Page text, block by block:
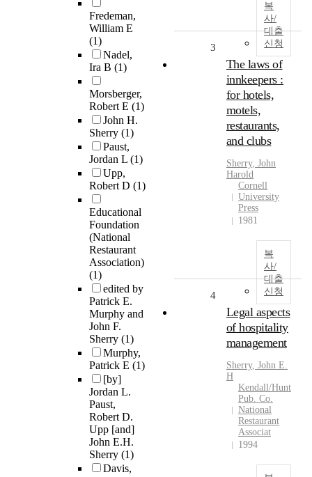
Fredeman,
William E
(1)
Nadel,
Ira B (1)
Morsberger,
Robert E (1)
John H.
Sherry (1)
Paust,
Jordan L (1)
Upp,
Robert D (1)
Educational
Foundation
(National
Restaurant
Association)
(1)
edited by
Patrick E.
Murphy and
John F.
Sherry (1)
Murphy,
Patrick E (1)
[by]
Jordan L.
Paust,
Robert D.
Upp [and]
John E.H.
Sherry (1)
Davis,
복
사/
대출
신청
3
The laws of
innkeepers :
for hotels,
motels,
restaurants,
and clubs
Sherry, John
Harold
Cornell
University
Press
1981
복
사/
대출
신청
4
Legal aspects
of hospitality
management
Sherry, John E.
H
Kendall/Hunt
Pub. Co.
National
Restaurant
Associat
1994